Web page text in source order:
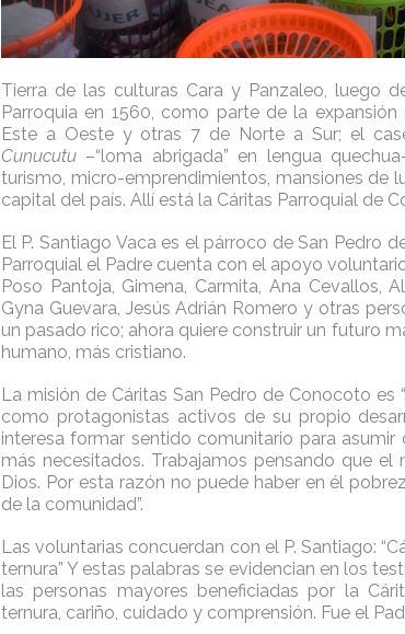
Tierra de las culturas Cara y Panzaleo, luego
Parroquia en 1560, como parte de la
Este a Oeste y otras 7 de Norte a Sur; el
Cunucutu–“loma abrigada” en lengua
turismo, micro-emprendimientos, mansiones de
capital del país. Allí está la Cáritas Parroquial de
El P. Santiago Vaca es el párroco de San Pedro
Parroquial el Padre cuenta con el apoyo
Poso Pantoja, Gimena, Carmita, Ana Cevallos,
Gyna Guevara, Jesús Adrián Romero y otras
un pasado rico; ahora quiere construir un futuro
humano, más cristiano.
La misión de Cáritas San Pedro de Conocoto
como protagonistas activos de su propio
interesa formar sentido comunitario para
más necesitados. Trabajamos pensando que
Dios. Por esta razón no puede haber en él
de la comunidad”.
Las voluntarias concuerdan con el P. Santiago:
ternura” Y estas palabras se evidencian en los
las personas mayores beneficiadas por la
ternura, cariño, cuidado y comprensión. Fue el